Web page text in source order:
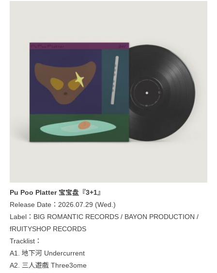
Pu Poo Platter 宝宝盘『3+1』
Release Date：2026.07.29 (Wed.)
Label：BIG ROMANTIC RECORDS / BAYON PRODUCTION /
fRUITYSHOP RECORDS
Tracklist：
A1. 地下河 Undercurrent
A2. 三人遊戲 Three3ome